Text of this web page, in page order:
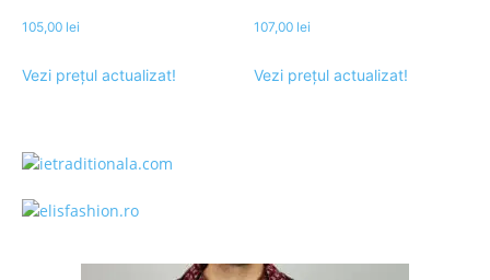
105,00 lei
Vezi prețul actualizat!
107,00 lei
Vezi prețul actualizat!